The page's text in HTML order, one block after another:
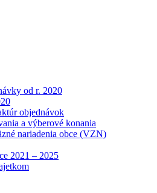
od r. 2020
objednávok
a výberové konania
nariadenia obce (VZN)
2021 – 2025